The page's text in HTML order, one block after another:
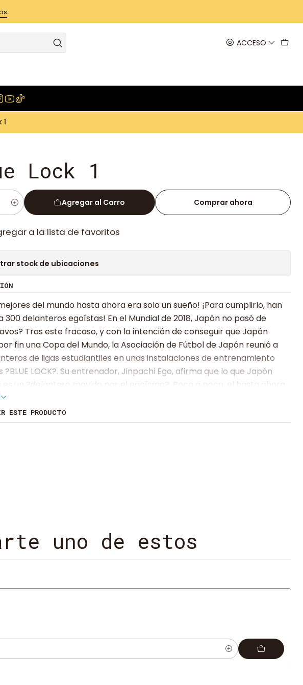
ACCESO
1
Lock 1
Agregar al Carro Comprar ahora
a la lista de favoritos
stock de ubicaciones
del mundo hasta ahora era solo un sueño! ¡Para cumplirlo, han
300 delanteros egoístas! En el Mundial de 2018, Japón no pasó de
Tras este fracaso, y con la intención de conseguir que Japón
fin una Copa del Mundo, la Asociación de Fútbol de Japón reunió a
de ligas estudiantiles en unas instalaciones de entrenamiento
?BLUE LOCK?. Su entrenador, Jinpachi Ego, afirma que lo que Japón
es un ?delantero movido por el egoísmo?. Poco a poco, el hasta ahora
delantero, Yoichi Isagi, y sus compañeros, irán convirtiéndose en
capaces de alcanzar la victoria.
ESTE PRODUCTO
uno de estos